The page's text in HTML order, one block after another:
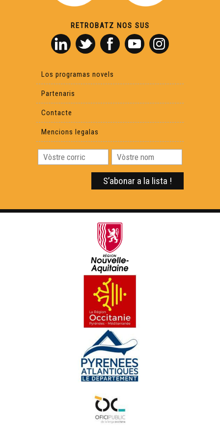
Era hortalessa deth Portalet - Los Secrets de Fred
La planeta de las garias - Los Secrets de Fred
Encontra dab lo caçador de safarí pirenenc - Los
Secrets de Fred
La hont miraclosa - Los Secrets de Fred
Los secrets de rodatge - Los Secrets de Fred
RETROBATZ NOS SUS
Los programas novels
Partenaris
Contacte
Mencions legalas